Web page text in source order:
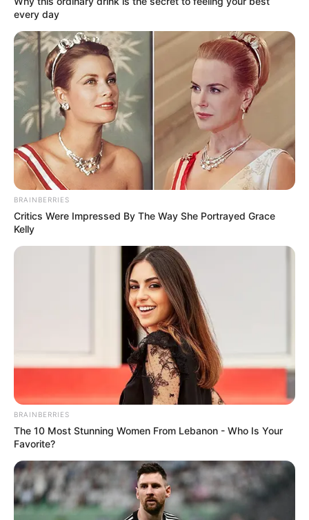
только местным организациям политических партий,
представленных в ВР этого созыва, но и всем местным
организациям партий, зарегистрированных в Украине.
Определен и порядок отбора кандидатур в состав
теризбиркомов, куда войдут 15 человек от местных
организаций политических партий, представленных в
ВР, а также трое лиц из числа кандидатур,
представленных местными организациями партий,
которые будут определяться путем жеребьевки. Кроме
того, законом разрешено участие в выборах в местные
органы самоуправления лиц, достигших 18 лет на день
выборов.
Автор:Сергей Тарасенко
В новой редакции закона о местных выборах
не были исправлены серьезные недостатки -
президент организации "Харківські сузір'я" А.
Белогрищенко (ВИДЕО)
02.09.2010, 12:05
В новом законе о местных выборах не были
исправлены серьезные недостатки. Об этом заявил
"SQ" президент общественной организации "Харківські
сузір'я" Андрей Белогрищенко. По его словам, в законе
появился ряд преимуществ: отмена нормы о
необходимости регистрации местных организаций
Партия "Фронт Змін" будет претендовать на
кресла мэров в 4-х городах областного